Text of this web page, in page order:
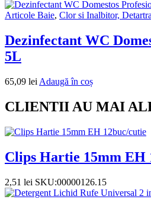
Articole Baie, Clor si Inalbitor,
Dezinfectant WC
5L
65,09 lei Adaugă în coș
CLIENTII AU MAI
Clips Hartie 15mm EH
2,51 lei SKU:00000126.15